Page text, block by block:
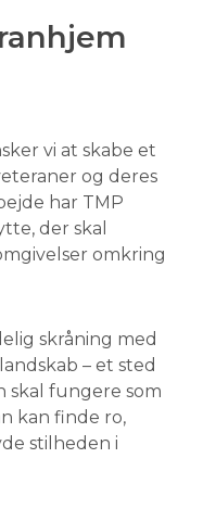
vi at skabe et
og deres
har TMP
der skal
omkring
skråning med
– et sted
fungere som
kan finde ro,
stilheden i